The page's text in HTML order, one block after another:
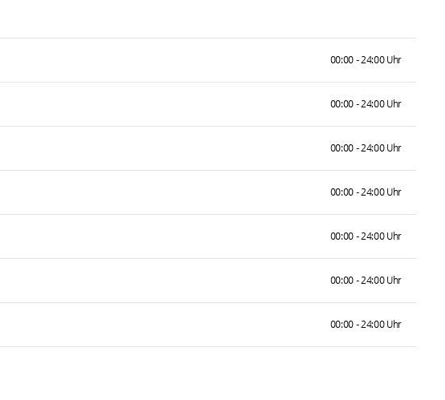
00:00 - 24:00 Uhr
00:00 - 24:00 Uhr
00:00 - 24:00 Uhr
00:00 - 24:00 Uhr
00:00 - 24:00 Uhr
00:00 - 24:00 Uhr
00:00 - 24:00 Uhr